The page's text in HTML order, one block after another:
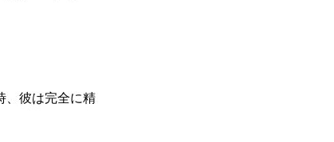
彼は完全に精